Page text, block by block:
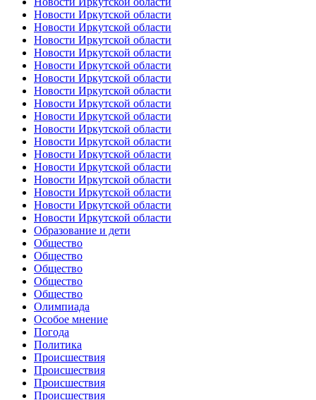
Новости Иркутской области
Новости Иркутской области
Новости Иркутской области
Новости Иркутской области
Новости Иркутской области
Новости Иркутской области
Новости Иркутской области
Новости Иркутской области
Новости Иркутской области
Новости Иркутской области
Новости Иркутской области
Новости Иркутской области
Новости Иркутской области
Новости Иркутской области
Новости Иркутской области
Новости Иркутской области
Новости Иркутской области
Образование и дети
Общество
Общество
Общество
Общество
Общество
Олимпиада
Особое мнение
Погода
Политика
Происшествия
Происшествия
Происшествия
Происшествия